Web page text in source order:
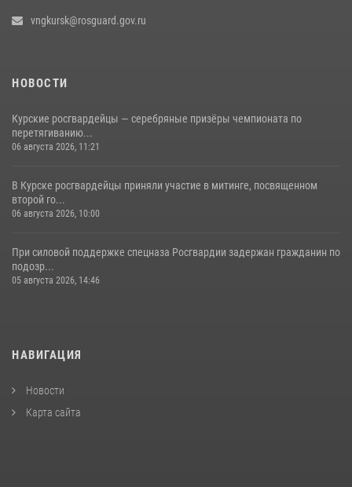
vngkursk@rosguard.gov.ru
НОВОСТИ
Курские росгвардейцы — серебряные призёры чемпионата по
перетягиванию...
06 августа 2026, 11:21
В Курске росгвардейцы приняли участие в митинге, посвященном
второй го...
06 августа 2026, 10:00
При силовой поддержке спецназа Росгвардии задержан гражданин по
подозр...
05 августа 2026, 14:46
НАВИГАЦИЯ
Новости
Карта сайта